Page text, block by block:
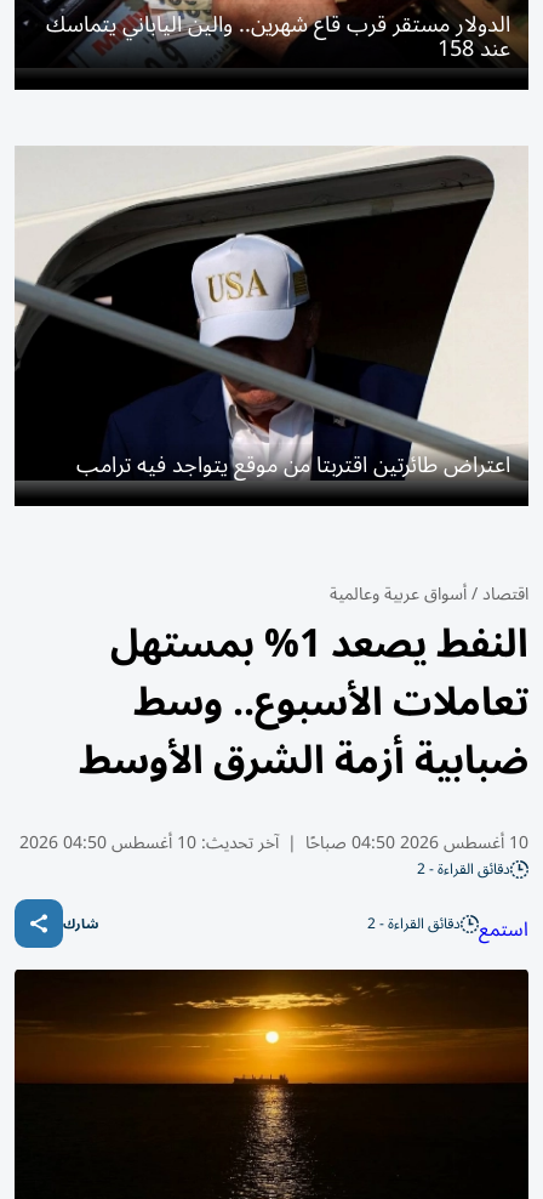
الدولار مستقر قرب قاع شهرين.. والين الياباني يتماسك
عند 158
اعتراض طائرتين اقتربتا من موقع يتواجد فيه ترامب
اقتصاد/أسواق عربية وعالمية
النفط يصعد 1% بمستهل
تعاملات الأسبوع.. وسط
ضبابية أزمة الشرق الأوسط
10 أغسطس 2026 04:50 صباحًا | آخر تحديث:10 أغسطس 04:50 2026
دقائق القراءة - 2
استمع دقائق القراءة - 2 شارك